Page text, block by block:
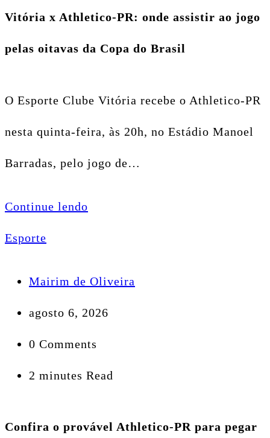
Vitória x Athletico-PR: onde assistir ao jogo
pelas oitavas da Copa do Brasil
O Esporte Clube Vitória recebe o Athletico-PR
nesta quinta-feira, às 20h, no Estádio Manoel
Barradas, pelo jogo de…
Continue lendo
Esporte
Mairim de Oliveira
agosto 6, 2026
0 Comments
2 minutes Read
Confira o provável Athletico-PR para pegar